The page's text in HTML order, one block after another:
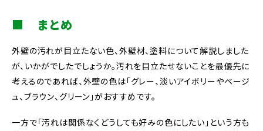
■ まとめ
外壁の汚れが目立たない色、外壁材、塗料について解説しました
が、いかがでしたでしょうか。汚れを目立たせないことを最優先に
考えるのであれば、外壁の色は「グレー、淡いアイボリーやベージ
ュ、ブラウン、グリーン」がおすすめです。
一方で「汚れは関係なくどうしても好みの色にしたい」という方も